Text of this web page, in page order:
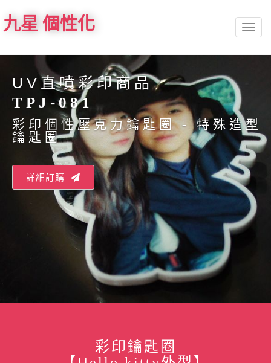
Toggle
九星 個性化
UV直噴彩印商品
TPJ-081
彩印個性壓克力鑰匙圈 - 特殊造型
鑰匙圈
詳細訂購
彩印鑰匙圈